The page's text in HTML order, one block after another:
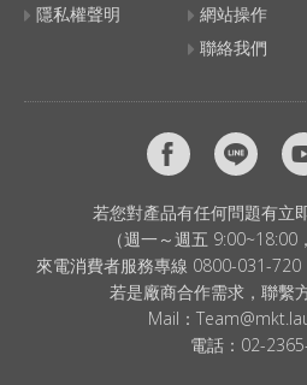
隱私權聲明
網站操作
聯絡我們
若您對產品有任何問題有立
（週一～週五 9:00~18:00
來電消費者服務專線 0800-031-720
若是廠商合作需求，聯繫
Mail：
電話： 02-